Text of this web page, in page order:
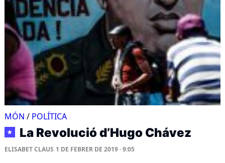
MÓN / POLÍTICA
★ La Revolució d’Hugo Chávez
ELISABET CLAUS 1 DE FEBRER DE 2019 · 9:05